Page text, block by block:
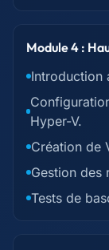
Module 4 :
Introduction
Hyper-V.
Création de
Gestion des
Tests de